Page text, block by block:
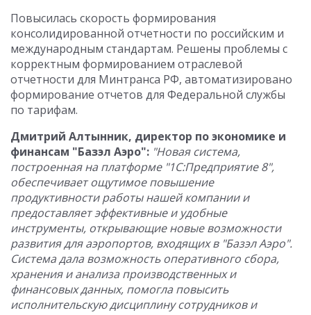
Повысилась скорость формирования
консолидированной отчетности по российским и
международным стандартам. Решены проблемы с
корректным формированием отраслевой
отчетности для Минтранса РФ, автоматизировано
формирование отчетов для Федеральной службы
по тарифам.
Дмитрий Алтынник, директор по экономике и
финансам "Базэл Аэро": "Новая система,
построенная на платформе "1С:Предприятие 8",
обеспечивает ощутимое повышение
продуктивности работы нашей компании и
предоставляет эффективные и удобные
инструменты, открывающие новые возможности
развития для аэропортов, входящих в "Базэл Аэро".
Система дала возможность оперативного сбора,
хранения и анализа производственных и
финансовых данных, помогла повысить
исполнительскую дисциплину сотрудников и